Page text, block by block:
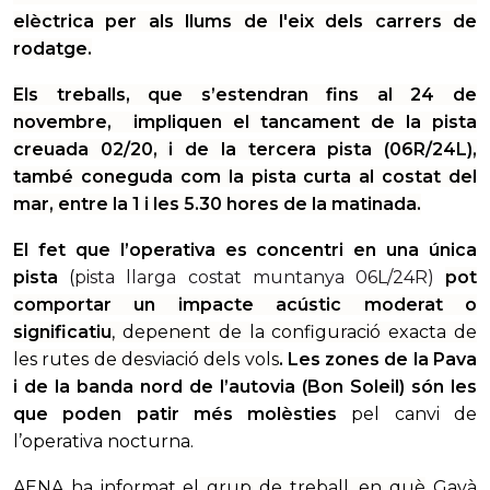
elèctrica per als llums de l'eix dels carrers de
rodatge.
Els treballs, que s’estendran fins al 24 de
novembre, impliquen el tancament de la pista
creuada 02/20, i de la tercera pista (06R/24L),
també coneguda com la pista curta al costat del
mar, entre la 1 i les 5.30 hores de la matinada.
El fet que l’operativa es concentri en una única
pista (pista llarga costat muntanya 06L/24R)
pot
comportar un impacte acústic moderat o
significatiu, depenent de la configuració exacta de
les rutes de desviació dels vols. Les zones de la Pava
i de la banda nord de l’autovia (Bon Soleil) són les
que poden patir més molèsties pel canvi de
l’operativa nocturna.